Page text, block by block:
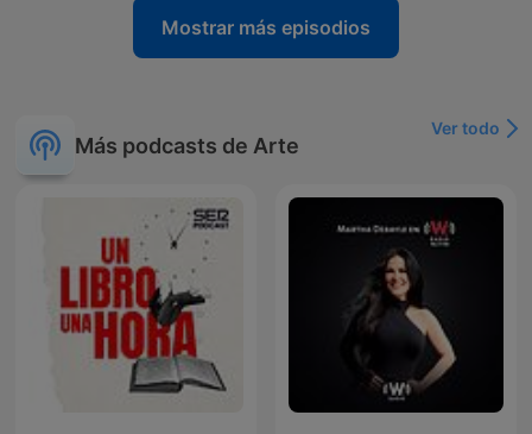
Mostrar más episodios
Más podcasts de Arte
Ver todo